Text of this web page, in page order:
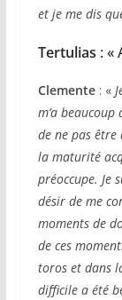
et je me dis
Tertulias : «
Clemente : «
m’a
de ne pas être
la maturité
préoccupe. Je
désir de me
moments de
de ces
toros et dans
difficile a été